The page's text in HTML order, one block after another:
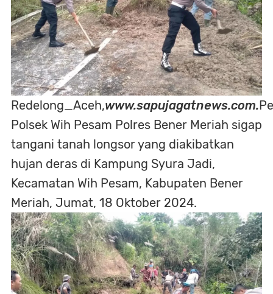
Redelong_Aceh,www.sapujagatnews.com.
Polsek Wih Pesam Polres Bener Meriah sigap
tangani tanah longsor yang diakibatkan
hujan deras di Kampung Syura Jadi,
Kecamatan Wih Pesam, Kabupaten Bener
Meriah, Jumat, 18 Oktober 2024.